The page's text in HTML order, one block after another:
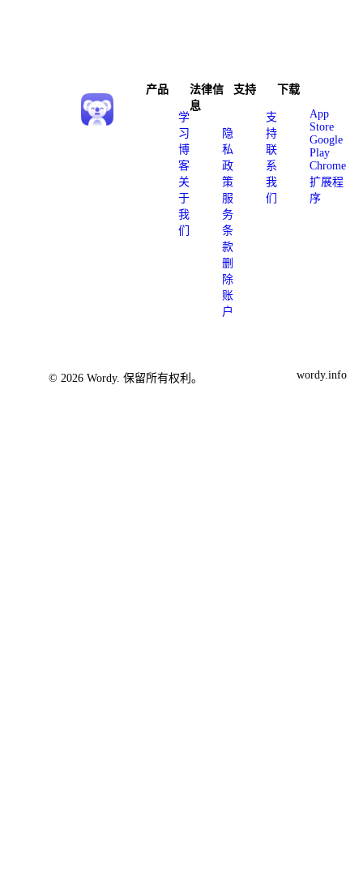
产品
学
习
博
客
关
于
我
们
法律信
息
隐
私
政
策
服
务
条
款
删
除
账
户
支持
支
持
联
系
我
们
下载
App
Store
Google
Play
Chrome
扩展程
序
© 2026 Wordy. 保留所有权利。 wordy.info